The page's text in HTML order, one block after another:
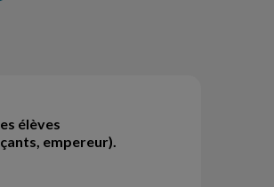
élèves
empereur).